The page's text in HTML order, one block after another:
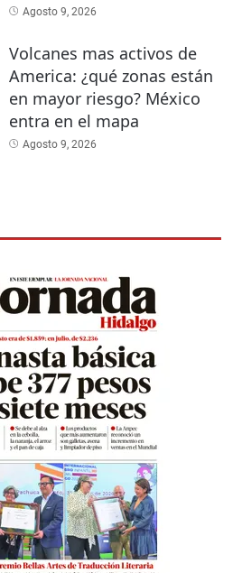
Agosto 9, 2026
Volcanes mas activos de
America: ¿qué zonas están
en mayor riesgo? México
entra en el mapa
Agosto 9, 2026